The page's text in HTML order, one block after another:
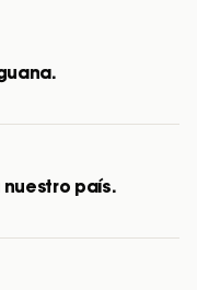
nuestro país.